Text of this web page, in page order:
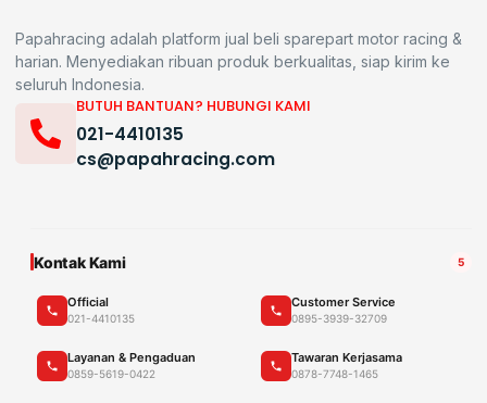
Papahracing adalah platform jual beli sparepart motor racing &
harian. Menyediakan ribuan produk berkualitas, siap kirim ke
seluruh Indonesia.
BUTUH BANTUAN? HUBUNGI KAMI
021-4410135
cs@papahracing.com
Kontak Kami 5
Official
021-4410135
Customer Service
0895-3939-32709
Layanan & Pengaduan
0859-5619-0422
Tawaran Kerjasama
0878-7748-1465